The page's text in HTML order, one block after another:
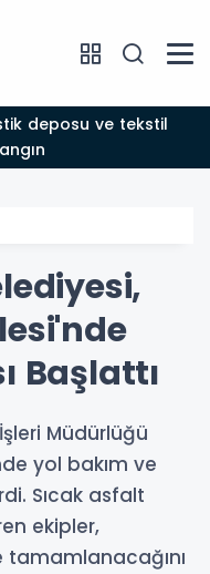
Başlattı
Müdürlüğü
yol bakım ve
Sıcak asfalt
ekipler,
tamamlanacağını